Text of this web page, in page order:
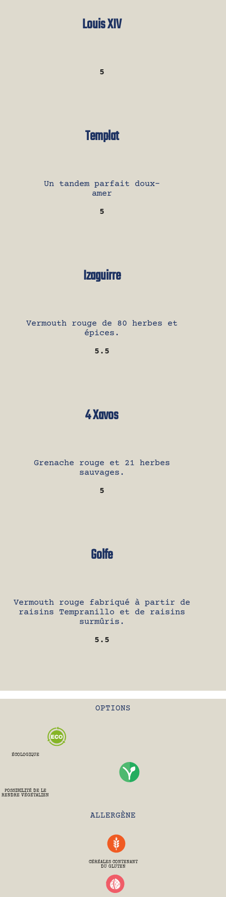
Louis XIV
5
Templat
Un tandem parfait doux-
amer
5
Izaguirre
Vermouth rouge de 80 herbes et
épices.
5.5
4 Xavos
Grenache rouge et 21 herbes
sauvages.
5
Golfe
Vermouth rouge fabriqué à partir de
raisins Tempranillo et de raisins
surmûris.
5.5
OPTIONS
ÉCOLOGIQUE
POSSIBILITÉ DE LE
RENDRE VÉGÉTALIEN
ALLERGÈNE
CÉRÉALES CONTENANT
DU GLUTEN